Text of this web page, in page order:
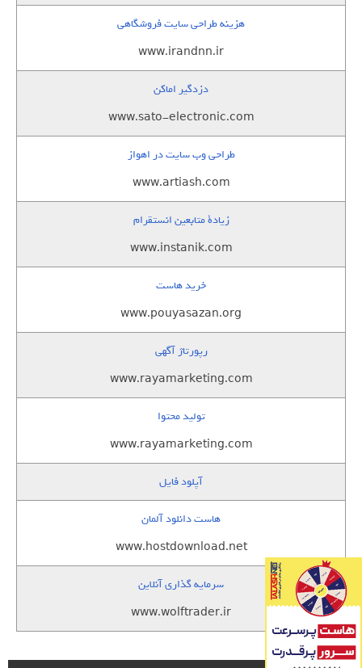
هزینه طراحی سایت فروشگاهی
www.irandnn.ir
دزدگیر اماکن
www.sato-electronic.com
طراحی وب سایت در اهواز
www.artiash.com
زيادة متابعين انستقرام
www.instanik.com
خرید هاست
www.pouyasazan.org
رپورتاژ آگهی
www.rayamarketing.com
تولید محتوا
www.rayamarketing.com
آپلود فایل
هاست دانلود آلمان
www.hostdownload.net
سرمایه گذاری آنلاین
www.wolftrader.ir